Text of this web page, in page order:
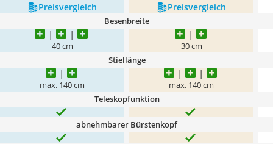
Preis­vergleich Preis­vergleich
Besenbreite
40 cm 30 cm
Stiellänge
max. 140 cm max. 140 cm
Teleskopfunktion
abnehmbarer Bürstenkopf